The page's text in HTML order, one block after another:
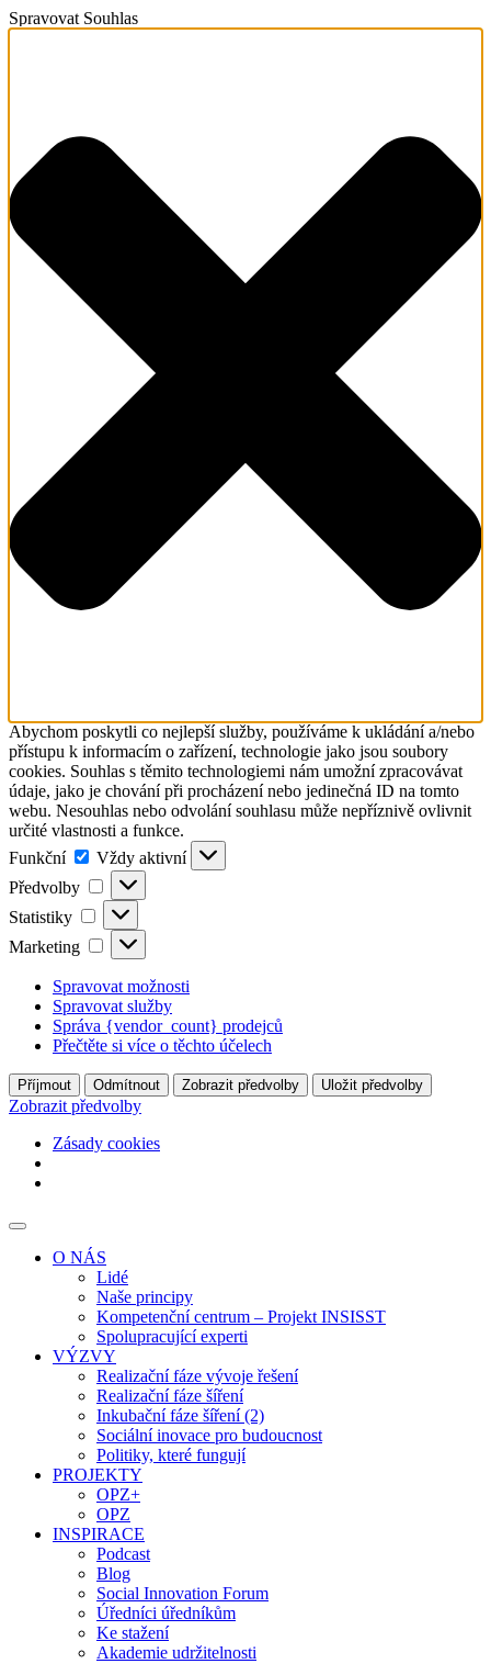
Spravovat Souhlas
Abychom poskytli co nejlepší služby, používáme k ukládání a/nebo
přístupu k informacím o zařízení, technologie jako jsou soubory
cookies. Souhlas s těmito technologiemi nám umožní zpracovávat
údaje, jako je chování při procházení nebo jedinečná ID na tomto
webu. Nesouhlas nebo odvolání souhlasu může nepříznivě ovlivnit
určité vlastnosti a funkce.
Funkční
Funkční
Vždy aktivní
Předvolby
Předvolby
Statistiky Statistiky
Marketing Marketing
Spravovat možnosti
Spravovat služby
Správa {vendor_count} prodejců
Přečtěte si více o těchto účelech
Příjmout Odmítnout Zobrazit předvolby Uložit předvolby
Zobrazit předvolby
Zásady cookies
O NÁS
Lidé
Naše principy
Kompetenční centrum – Projekt INSISST
Spolupracující experti
VÝZVY
Realizační fáze vývoje řešení
Realizační fáze šíření
Inkubační fáze šíření (2)
Sociální inovace pro budoucnost
Politiky, které fungují
PROJEKTY
OPZ+
OPZ
INSPIRACE
Podcast
Blog
Social Innovation Forum
Úředníci úředníkům
Ke stažení
Akademie udržitelnosti